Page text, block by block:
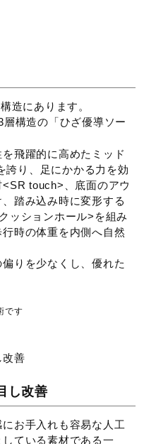
常ラストより6mm
相当）
造にあります。
構造の「ひざ優導ソー
飛躍的に高めたミッド
誇り、足にかかる力を効
touch>、底面のアウ
踏み込み時に変形する
ッションホール>を組み
時の体重を内側へ自然
りを少なくし、優れた
です
し改善
お手入れも容易な人工
ている素材である一